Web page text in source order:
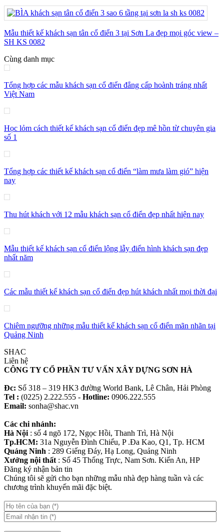
Mẫu thiết kế khách sạn tân cổ điển 3 tại Sơn La đẹp mọi góc view –
SH KS 0082
Cùng danh mục
Tổng hợp các mẫu khách sạn cổ điển đẳng cấp hoành tráng nhất
Việt Nam
Học lỏm cách thiết kế khách sạn cổ điển đẹp mê hồn từ chuyên gia
số 1
Tổng hợp các thiết kế khách sạn cổ điển “làm mưa làm gió” hiện
nay
Thu hút khách với 12 mẫu khách sạn cổ điển đẹp nhất hiện nay
Mẫu thiết kế khách sạn cổ điển lộng lẫy điển hình khách sạn đẹp
nhất năm
Các mẫu thiết kế khách sạn cổ điển đẹp hút khách nhất mọi thời đại
Chiêm ngưỡng những mẫu thiết kế khách sạn cổ điển mãn nhãn tại
Quảng Ninh
SHAC
Liên hệ
CÔNG TY CỔ PHẦN TƯ VẤN XÂY DỰNG SƠN HÀ
Đc: Số 318 – 319 HK3 đường World Bank, Lê Chân, Hải Phòng
Tel : (0225) 2.222.555 - Hotline: 0906.222.555
Email: sonha@shac.vn
Các chi nhánh:
Hà Nội : số 4 ngõ 172, Ngọc Hồi, Thanh Trì, Hà Nội
Tp.HCM: 31a Nguyễn Đình Chiểu, P .Đa Kao, Q1, Tp. HCM
Quảng Ninh : 289 Giếng Đáy, Hạ Long, Quảng Ninh
Xưởng nội thất : Số 45 Thống Trực, Nam Sơn. Kiến An, HP
Đăng ký nhận bản tin
Chúng tôi sẽ gửi cho bạn những mẫu nhà đẹp hàng tuần và các
chương trình khuyến mãi đặc biệt.